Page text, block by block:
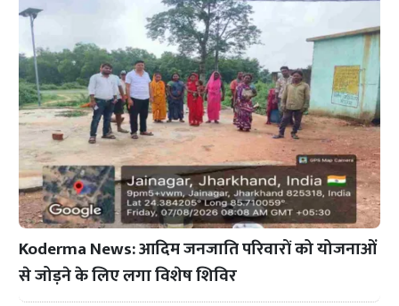
Koderma News: आदिम जनजाति परिवारों को योजनाओं
से जोड़ने के लिए लगा विशेष शिविर